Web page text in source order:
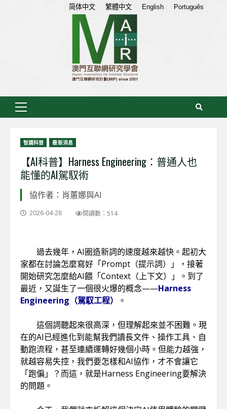
Primary
智識科普 最新消息
【AI科普】Harness Engineering：普通人也
能懂的AI駕馭術
協作者：肖蕙娜與AI
2026-04-28 閱讀數：514
過去幾年，AI圈造新詞的速度越來越快。起初大
家都在討論怎麼寫好「Prompt（提示詞）」，接著
開始研究怎麼給AI餵「Context（上下文）」。到了
最近，又誕生了一個很火爆的概念——Harness
Engineering（駕馭工程）
。
這個詞聽起來很高深，但理解起來並不困難。現
在的AI已經進化到能幫我們讀長文件、操作工具、自
動跑流程，甚至連續運轉好幾個小時。但能力越強，
就越容易失控，我們要怎樣和AI協作，才不會讓它
「跑偏」？而這，就是Harness Engineering要解決
的問題。
简体中文 繁體中文 English Português